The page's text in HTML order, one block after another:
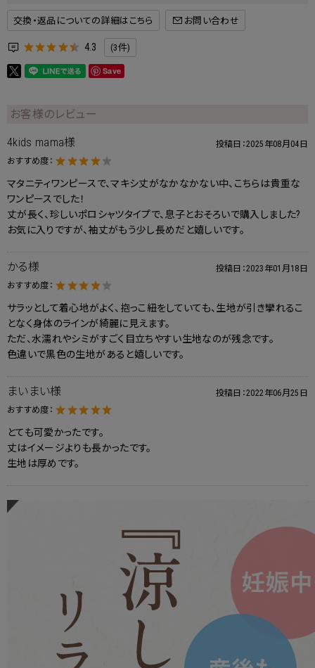
交換・返品についての詳細はこちら
4.3 (3件)
Save
お客様のレビュー
4kids mama様 投稿日：2025年08月04日
おすすめ度：
マタニティワンピースで、マキシ丈がなかなかない中、こちらは貴重な
ワンピースでした！
丈が長く、珍しいポロシャツタイプで、息子とおそろいで購入しました?
お気に入りですが、袖丈がもう少し長めだと嬉しいです。
かる様 投稿日：2023年01月18日
おすすめ度：
サラッとして着心地がよく、抱っこ紐をしていても、生地が引き攣れるこ
となく身体のラインが綺麗に見えます。
ただ、水濡れやシミがすごく目立ちやすい生地なのが残念です。
色違いで黒色の生地があると嬉しいです。
まいまい様 投稿日：2022年06月25日
おすすめ度：
とても可愛かったです。
丈はイメージよりも長かったです。
生地は厚めです。